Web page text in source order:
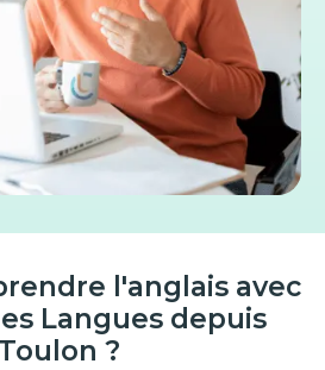
l'anglais avec
Langues depuis
Toulon ?